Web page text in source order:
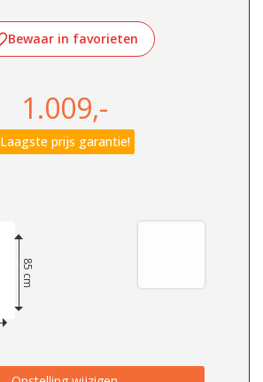
Bewaar in favorieten
1.009,-
Laagste prijs garantie!
85 cm